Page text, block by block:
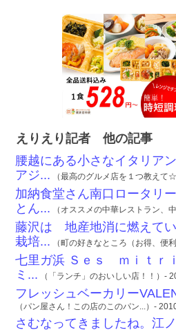
えりえり記者 他の記事
腰越にある小さなイタリア
アジ... （最高のグルメ店を１つ教えて
加納食堂さん南口ロータリ
とん... （オススメの中華レストラン、
藤沢は 地産地消に燃えて
栽培... （町の好きなところ（お得、便
七里ガ浜 Ｓｅｓ ｍｉｔｒ
ミ... （「ランチ」のおいしい店！！）-
フレッシュベーカリー
（パン屋さん！この店のこのパン...）-
さむなってきましたね。江